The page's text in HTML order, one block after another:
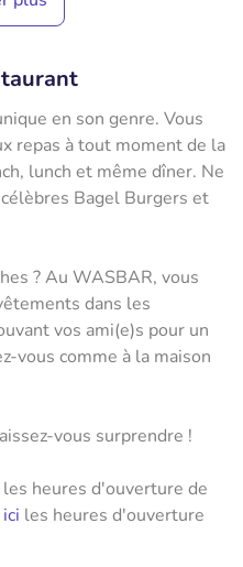
en son genre. Vous
repas à tout moment de la
lunch et même dîner. Ne
Bagel Burgers et
? Au WASBAR, vous
dans les
vos ami(e)s pour un
vous comme à la maison
vous surprendre !
heures d'ouverture de
ici les heures d'ouverture